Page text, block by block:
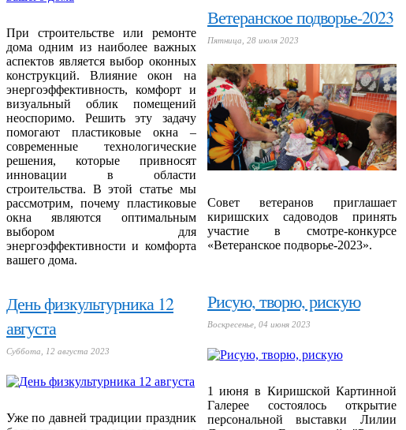
При строительстве или ремонте
дома одним из наиболее важных
аспектов является выбор оконных
конструкций. Влияние окон на
энергоэффективность, комфорт и
визуальный облик помещений
неоспоримо. Решить эту задачу
помогают пластиковые окна –
современные технологические
решения, которые привносят
инновации в области
строительства. В этой статье мы
рассмотрим, почему пластиковые
окна являются оптимальным
выбором для
энергоэффективности и комфорта
вашего дома.
День физкультурника 12
августа
Суббота, 12 августа 2023
Уже по давней традиции праздник
Ветеранское подворье-2023
Пятница, 28 июля 2023
Совет ветеранов приглашает
киришских садоводов принять
участие в смотре-конкурсе
«Ветеранское подворье-2023».
Рисую, творю, рискую
Воскресенье, 04 июня 2023
1 июня в Киришской Картинной
Галерее состоялось открытие
персональной выставки Лилии